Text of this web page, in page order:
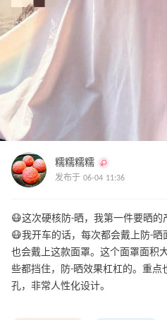
糯糯糯糯
发布于 06-04 11:36
😷这次硬核防-晒，我第一件要晒的
😷我开车的话，每次都会戴上防-晒
也会戴上这款面罩。这个面罩面积
些都挡住，防-晒效果杠杠的。重点
孔，非常人性化设计。